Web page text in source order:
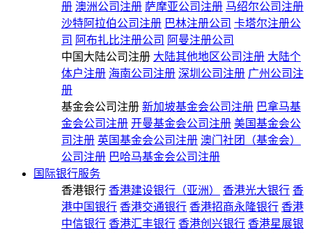
册 澳洲公司注册 萨摩亚公司注册 马绍尔公司注册
沙特阿拉伯公司注册 巴林注册公司 卡塔尔注册公
司 阿布扎比注册公司 阿曼注册公司
中国大陆公司注册 大陆其他地区公司注册 大陆个
体户注册 海南公司注册 深圳公司注册 广州公司注
册
基金会公司注册 新加坡基金会公司注册 巴拿马基
金会公司注册 开曼基金会公司注册 美国基金会公
司注册 英国基金会公司注册 澳门社团（基金会）
公司注册 巴哈马基金会公司注册
国际银行服务
香港银行 香港建设银行（亚洲） 香港光大银行 香
港中国银行 香港交通银行 香港招商永隆银行 香港
中信银行 香港汇丰银行 香港创兴银行 香港星展银